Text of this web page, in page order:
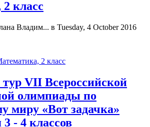
класс
Владим... в Tuesday, 4 October 2016
2 класс
тур VII Всероссийской
олимпиады по
миру «Вот задачка»
3 - 4 классов